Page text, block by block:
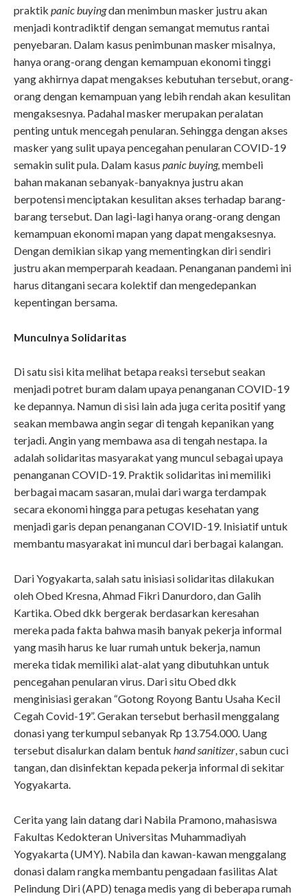
praktik panic buyingdan menimbun masker justru akan
menjadi kontradiktif dengan semangat memutus rantai
penyebaran. Dalam kasus penimbunan masker misalnya,
hanya orang-orang dengan kemampuan ekonomi tinggi
yang akhirnya dapat mengakses kebutuhan tersebut, orang-
orang dengan kemampuan yang lebih rendah akan kesulitan
mengaksesnya. Padahal masker merupakan peralatan
penting untuk mencegah penularan. Sehingga dengan akses
masker yang sulit upaya pencegahan penularan COVID-19
semakin sulit pula. Dalam kasus panic buying, membeli
bahan makanan sebanyak-banyaknya justru akan
berpotensi menciptakan kesulitan akses terhadap barang-
barang tersebut. Dan lagi-lagi hanya orang-orang dengan
kemampuan ekonomi mapan yang dapat mengaksesnya.
Dengan demikian sikap yang mementingkan diri sendiri
justru akan memperparah keadaan. Penanganan pandemi ini
harus ditangani secara kolektif dan mengedepankan
kepentingan bersama.
Munculnya Solidaritas
Di satu sisi kita melihat betapa reaksi tersebut seakan
menjadi potret buram dalam upaya penanganan COVID-19
ke depannya. Namun di sisi lain ada juga cerita positif yang
seakan membawa angin segar di tengah kepanikan yang
terjadi. Angin yang membawa asa di tengah nestapa. Ia
adalah solidaritas masyarakat yang muncul sebagai upaya
penanganan COVID-19. Praktik solidaritas ini memiliki
berbagai macam sasaran, mulai dari warga terdampak
secara ekonomi hingga para petugas kesehatan yang
menjadi garis depan penanganan COVID-19. Inisiatif untuk
membantu masyarakat ini muncul dari berbagai kalangan.
Dari Yogyakarta, salah satu inisiasi solidaritas dilakukan
oleh Obed Kresna, Ahmad Fikri Danurdoro, dan Galih
Kartika. Obed dkk bergerak berdasarkan keresahan
mereka pada fakta bahwa masih banyak pekerja informal
yang masih harus ke luar rumah untuk bekerja, namun
mereka tidak memiliki alat-alat yang dibutuhkan untuk
pencegahan penularan virus. Dari situ Obed dkk
menginisiasi gerakan “Gotong Royong Bantu Usaha Kecil
Cegah Covid-19”. Gerakan tersebut berhasil menggalang
donasi yang terkumpul sebanyak Rp 13.754.000. Uang
tersebut disalurkan dalam bentuk hand sanitizer, sabun cuci
tangan, dan disinfektan kepada pekerja informal di sekitar
Yogyakarta.
Cerita yang lain datang dari Nabila Pramono, mahasiswa
Fakultas Kedokteran Universitas Muhammadiyah
Yogyakarta (UMY). Nabila dan kawan-kawan menggalang
donasi dalam rangka membantu pengadaan fasilitas Alat
Pelindung Diri (APD) tenaga medis yang di beberapa rumah